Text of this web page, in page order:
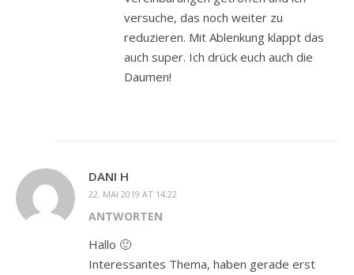
versuche, das noch weiter zu
reduzieren. Mit Ablenkung klappt das
auch super. Ich drück euch auch die
Daumen!
DANI H
22. MAI 2019 AT 14:22
ANTWORTEN
Hallo 🙂
Interessantes Thema, haben gerade erst